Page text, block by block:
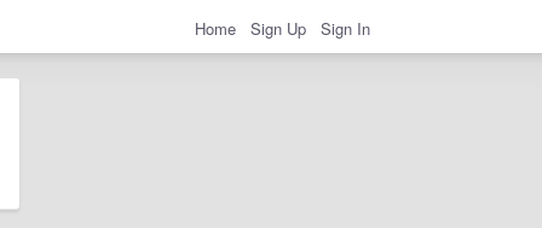
Home Sign Up Sign In